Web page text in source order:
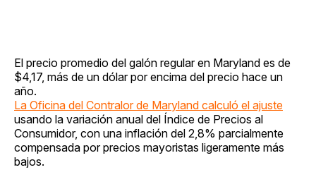
El precio promedio del galón regular en Maryland es de
$4,17, más de un dólar por encima del precio hace un
año.
La Oficina del Contralor de Maryland calculó el ajuste
usando la variación anual del Índice de Precios al
Consumidor, con una inflación del 2,8% parcialmente
compensada por precios mayoristas ligeramente más
bajos.